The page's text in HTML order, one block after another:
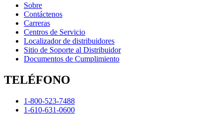
Sobre
Contáctenos
Carreras
Centros de Servicio
Localizador de distribuidores
Sitio de Soporte al Distribuidor
Documentos de Cumplimiento
TELÉFONO
1-800-523-7488
1-610-631-0600